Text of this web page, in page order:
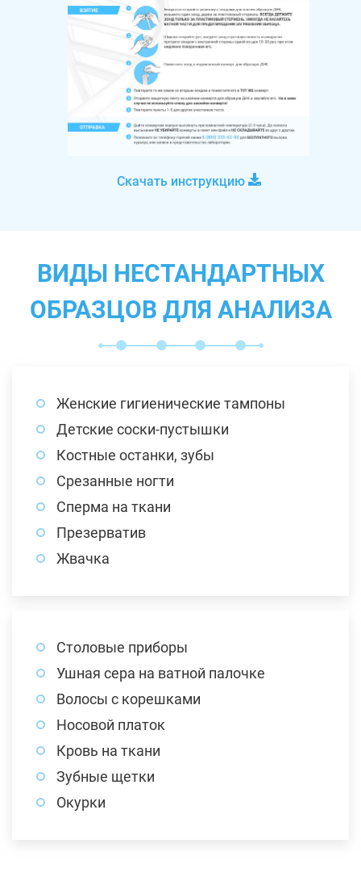
Скачать инструкцию
ВИДЫ НЕСТАНДАРТНЫХ
ОБРАЗЦОВ ДЛЯ АНАЛИЗА
Женские гигиенические тампоны
Детские соски-пустышки
Костные останки, зубы
Срезанные ногти
Сперма на ткани
Презерватив
Жвачка
Столовые приборы
Ушная сера на ватной палочке
Волосы с корешками
Носовой платок
Кровь на ткани
Зубные щетки
Окурки